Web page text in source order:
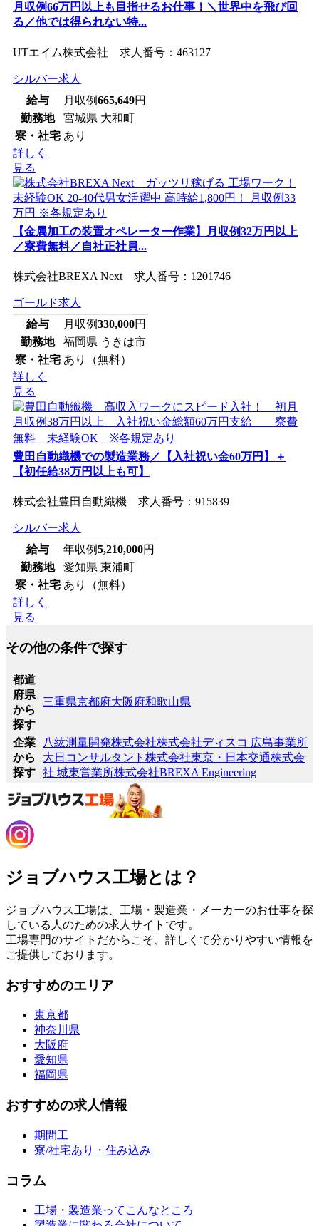
月収例66万円以上も目指せるお仕事！＼世界中を飛び回
る／他では得られない特...
UTエイム株式会社 求人番号：463127
シルバー求人
給与
月収例665,649円
勤務地
宮城県 大和町
寮・社宅 あり
詳しく
見る
【金属加工の装置オペレーター作業】月収例32万円以上
／寮費無料／自社正社員...
株式会社BREXA Next 求人番号：1201746
ゴールド求人
給与
月収例330,000円
勤務地
福岡県 うきは市
寮・社宅 あり（無料）
詳しく
見る
豊田自動織機での製造業務／【入社祝い金60万円】＋
【初任給38万円以上も可】
株式会社豊田自動織機 求人番号：915839
シルバー求人
給与
年収例5,210,000円
勤務地
愛知県 東浦町
寮・社宅 あり（無料）
詳しく
見る
その他の条件で探す
都道
府県
から
探す
三重県京都府大阪府和歌山県
企業
から
探す
八紘測量開発株式会社株式会社ディスコ 広島事業所
大日コンサルタント株式会社東京・日本交通株式会
社 城東営業所株式会社BREXA Engineering
ジョブハウス工場とは？
ジョブハウス工場は、工場・製造業・メーカーのお仕事を探
している人のための求人サイトです。
工場専門のサイトだからこそ、詳しくて分かりやすい情報を
ご提供しております。
おすすめのエリア
東京都
神奈川県
大阪府
愛知県
福岡県
おすすめの求人情報
期間工
寮/社宅あり・住み込み
コラム
工場・製造業ってこんなところ